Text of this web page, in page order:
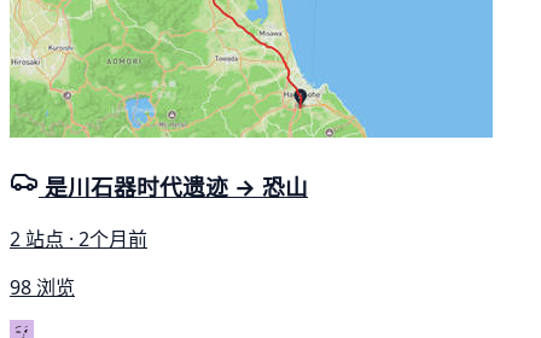
是川石器时代遗迹 → 恐山
2 站点 · 2个月前
98 浏览